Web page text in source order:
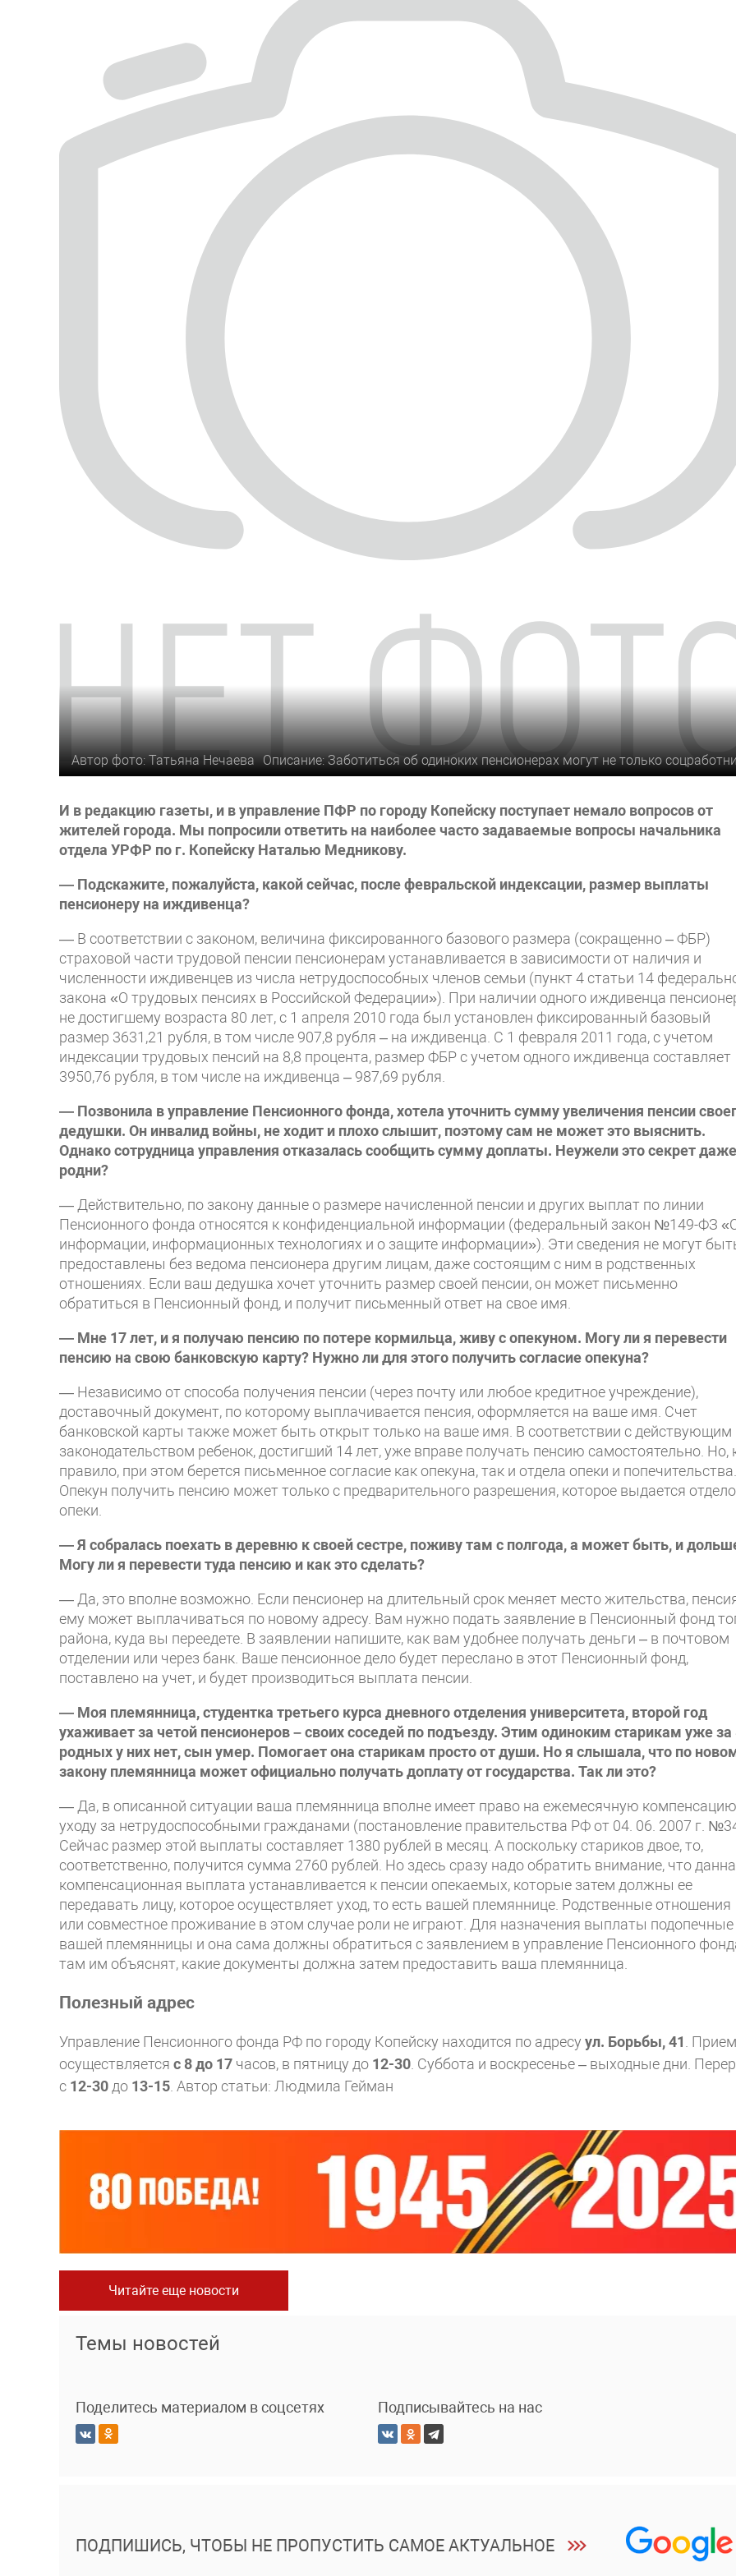
Автор фото: Татьяна Нечаева Описание: Заботиться об одиноких пенсионерах могут не только
И в редакцию газеты, и в управление ПФР по городу Копейску поступает немало вопросов от
жителей города. Мы попросили ответить на наиболее часто задаваемые вопросы начальника
отдела УРФР по г. Копейску Наталью Медникову.
— Подскажите, пожалуйста, какой сейчас, после февральской индексации, размер выплаты
пенсионеру на иждивенца?
— В соответствии с законом, величина фиксированного базового размера (сокращенно – ФБР)
страховой части трудовой пенсии пенсионерам устанавливается в зависимости от наличия и
численности иждивенцев из числа нетрудоспособных членов семьи (пункт 4 статьи 14
закона «О трудовых пенсиях в Российской Федерации»). При наличии одного иждивенца
не достигшему возраста 80 лет, с 1 апреля 2010 года был установлен фиксированный базовый
размер 3631,21 рубля, в том числе 907,8 рубля – на иждивенца. С 1 февраля 2011 года, с учетом
индексации трудовых пенсий на 8,8 процента, размер ФБР с учетом одного иждивенца составляет
3950,76 рубля, в том числе на иждивенца – 987,69 рубля.
— Позвонила в управление Пенсионного фонда, хотела уточнить сумму увеличения пенсии
дедушки. Он инвалид войны, не ходит и плохо слышит, поэтому сам не может это выяснить.
Однако сотрудница управления отказалась сообщить сумму доплаты. Неужели это секрет
родни?
— Действительно, по закону данные о размере начисленной пенсии и других выплат по линии
Пенсионного фонда относятся к конфиденциальной информации (федеральный закон №149-ФЗ
информации, информационных технологиях и о защите информации»). Эти сведения не могут
предоставлены без ведома пенсионера другим лицам, даже состоящим с ним в родственных
отношениях. Если ваш дедушка хочет уточнить размер своей пенсии, он может письменно
обратиться в Пенсионный фонд, и получит письменный ответ на свое имя.
— Мне 17 лет, и я получаю пенсию по потере кормильца, живу с опекуном. Могу ли я перевести
пенсию на свою банковскую карту? Нужно ли для этого получить согласие опекуна?
— Независимо от способа получения пенсии (через почту или любое кредитное учреждение),
доставочный документ, по которому выплачивается пенсия, оформляется на ваше имя. Счет
банковской карты также может быть открыт только на ваше имя. В соответствии с действующим
законодательством ребенок, достигший 14 лет, уже вправе получать пенсию самостоятельно. Но,
правило, при этом берется письменное согласие как опекуна, так и отдела опеки и попечительства.
Опекун получить пенсию может только с предварительного разрешения, которое выдается
опеки.
— Я собралась поехать в деревню к своей сестре, поживу там с полгода, а может быть, и
Могу ли я перевести туда пенсию и как это сделать?
— Да, это вполне возможно. Если пенсионер на длительный срок меняет место жительства,
ему может выплачиваться по новому адресу. Вам нужно подать заявление в Пенсионный фонд
района, куда вы переедете. В заявлении напишите, как вам удобнее получать деньги – в почтовом
отделении или через банк. Ваше пенсионное дело будет переслано в этот Пенсионный фонд,
поставлено на учет, и будет производиться выплата пенсии.
— Моя племянница, студентка третьего курса дневного отделения университета, второй год
ухаживает за четой пенсионеров – своих соседей по подъезду. Этим одиноким старикам уже за
родных у них нет, сын умер. Помогает она старикам просто от души. Но я слышала, что по
закону племянница может официально получать доплату от государства. Так ли это?
— Да, в описанной ситуации ваша племянница вполне имеет право на ежемесячную
уходу за нетрудоспособными гражданами (постановление правительства РФ от 04. 06. 2007 г.
Сейчас размер этой выплаты составляет 1380 рублей в месяц. А поскольку стариков двое, то,
соответственно, получится сумма 2760 рублей. Но здесь сразу надо обратить внимание, что
компенсационная выплата устанавливается к пенсии опекаемых, которые затем должны ее
передавать лицу, которое осуществляет уход, то есть вашей племяннице. Родственные отношения
или совместное проживание в этом случае роли не играют. Для назначения выплаты подопечные
вашей племянницы и она сама должны обратиться с заявлением в управление Пенсионного
там им объяснят, какие документы должна затем предоставить ваша племянница.
Полезный адрес
Управление Пенсионного фонда РФ по городу Копейску находится по адресу ул. Борьбы, 41. Прием
осуществляется с 8 до 17 часов, в пятницу до 12-30. Суббота и воскресенье – выходные дни.
с 12-30до 13-15. Автор статьи: Людмила Гейман
Читайте еще новости
Темы новостей
Поделитесь материалом в соцсетях Подписывайтесь на нас
ПОДПИШИСЬ, ЧТОБЫ НЕ ПРОПУСТИТЬ САМОЕ АКТУАЛЬНОЕ